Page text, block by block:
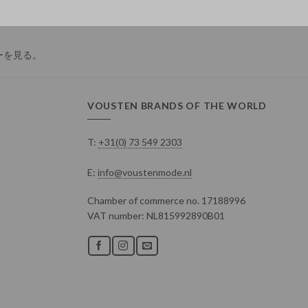
見る。
VOUSTEN BRANDS OF THE WORLD
T: +31(0) 73 549 2303
E: info@voustenmode.nl
Chamber of commerce no. 17188996
VAT number: NL815992890B01